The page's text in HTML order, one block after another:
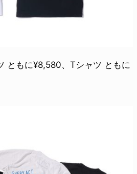
ともに¥8,580、Tシャツ ともに